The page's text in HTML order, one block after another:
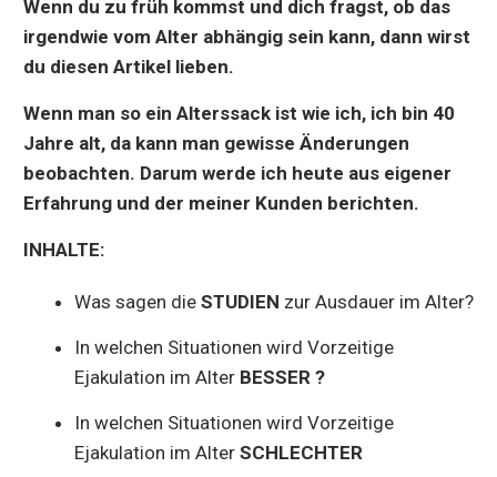
Wenn du zu früh kommst und dich fragst, ob das
irgendwie vom Alter abhängig sein kann, dann wirst
du diesen Artikel lieben.
Wenn man so ein Alterssack ist wie ich, ich bin 40
Jahre alt, da kann man gewisse Änderungen
beobachten. Darum werde ich heute aus eigener
Erfahrung und der meiner Kunden berichten.
INHALTE:
Was sagen die STUDIEN zur Ausdauer im Alter?
In welchen Situationen wird Vorzeitige
Ejakulation im Alter BESSER ?
In welchen Situationen wird Vorzeitige
Ejakulation im Alter SCHLECHTER